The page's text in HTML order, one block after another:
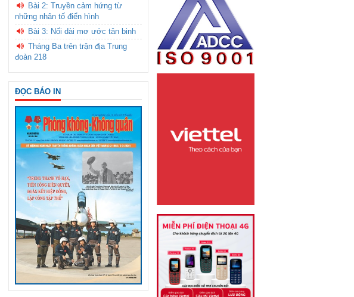
Bài 2: Truyền cảm hứng từ
những nhân tố điển hình
Bài 3: Nối dài mơ ước tân binh
Tháng Ba trên trận địa Trung
đoàn 218
ĐỌC BÁO IN